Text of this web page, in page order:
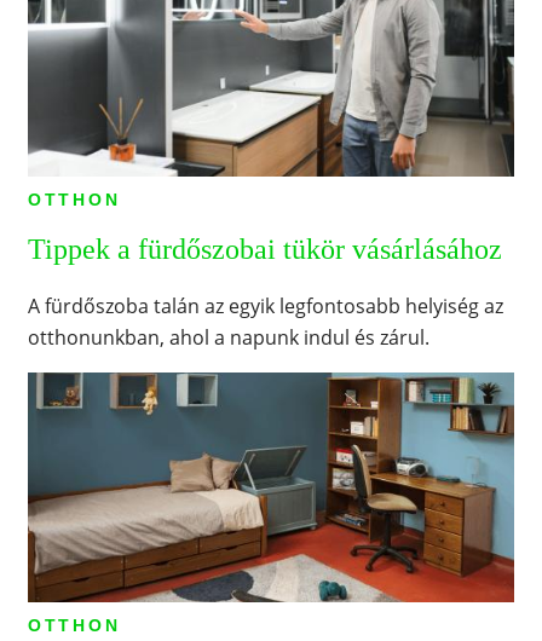
OTTHON
Tippek a fürdőszobai tükör vásárlásához
A fürdőszoba talán az egyik legfontosabb helyiség az
otthonunkban, ahol a napunk indul és zárul.
OTTHON